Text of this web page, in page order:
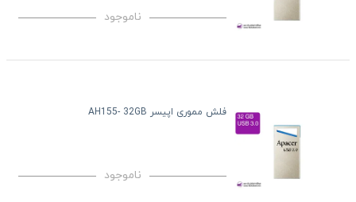
ناموجود
فلش مموری اپیسر AH155- 32GB
ناموجود